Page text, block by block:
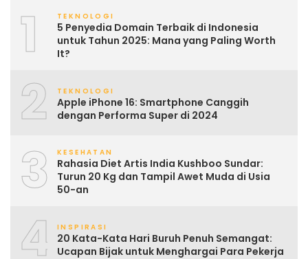
1 TEKNOLOGI
5 Penyedia Domain Terbaik di Indonesia
untuk Tahun 2025: Mana yang Paling Worth
It?
2 TEKNOLOGI
Apple iPhone 16: Smartphone Canggih
dengan Performa Super di 2024
3 KESEHATAN
Rahasia Diet Artis India Kushboo Sundar:
Turun 20 Kg dan Tampil Awet Muda di Usia
50-an
4 INSPIRASI
20 Kata-Kata Hari Buruh Penuh Semangat:
Ucapan Bijak untuk Menghargai Para Pekerja